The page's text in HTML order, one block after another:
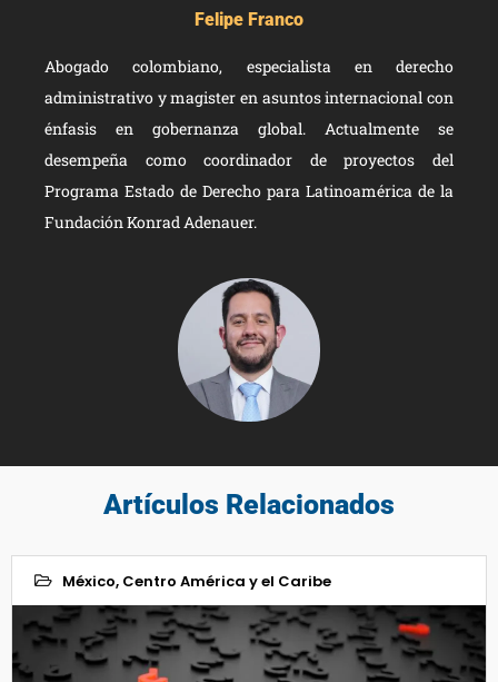
Felipe Franco
Abogado colombiano, especialista en derecho
administrativo y magister en asuntos internacional con
énfasis en gobernanza global. Actualmente se
desempeña como coordinador de proyectos del
Programa Estado de Derecho para Latinoamérica de la
Fundación Konrad Adenauer.
Artículos Relacionados
México, Centro América y el Caribe
20